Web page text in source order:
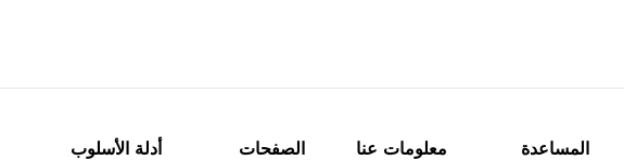
المساعدة معلومات عنا الصفحات أدلة الأسلوب